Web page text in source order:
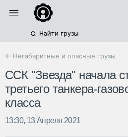
Найти грузы
← Негабаритные и опасные грузы
CСК "Звезда" начала
третьего танкера-
класса
13:30, 13 Апреля 2021